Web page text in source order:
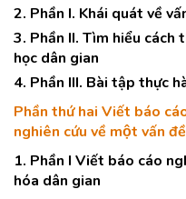
2. Phần I. Khái quát về
3. Phần II. Tìm hiểu cách
học dân gian
4. Phần III. Bài tập thực
Phần thứ hai Viết báo
nghiên cứu về một vấn
1. Phần I Viết báo cáo
hóa dân gian